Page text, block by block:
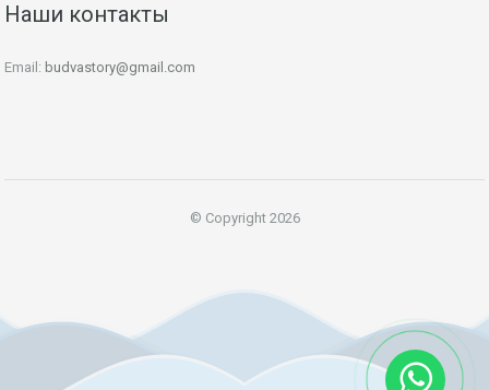
Наши контакты
Email: budvastory@gmail.com
© Copyright 2026